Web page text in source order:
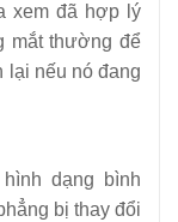
xem đã hợp lý
mắt thường để
lại nếu nó đang
dạng bình
bị thay đổi